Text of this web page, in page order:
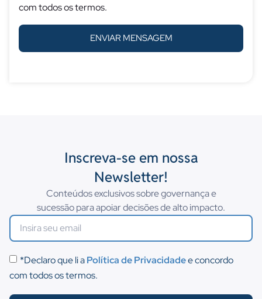
com todos os termos.
ENVIAR MENSAGEM
Inscreva-se em nossa
Newsletter!
Conteúdos exclusivos sobre governança e
sucessão para apoiar decisões de alto impacto.
*Declaro que li aPolítica de Privacidadee concordo
com todos os termos.